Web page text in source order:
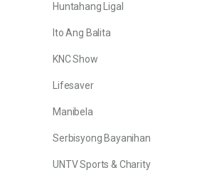
Huntahang Ligal
Ito Ang Balita
KNC Show
Lifesaver
Manibela
Serbisyong Bayanihan
UNTV Sports & Charity